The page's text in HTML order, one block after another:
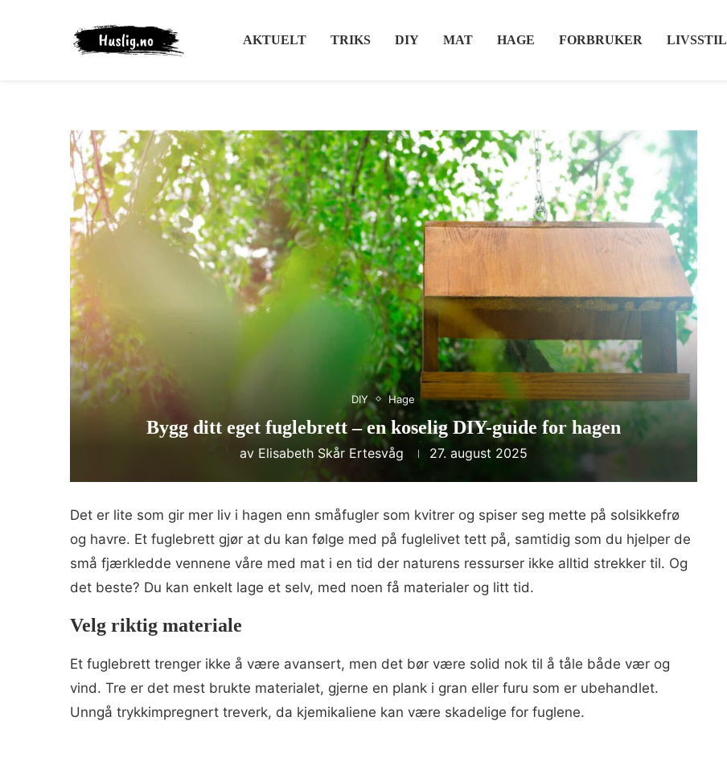
AKTUELT TRIKS DIY MAT HAGE FORBRUKER LIVSSTIL
DIY Hage
Bygg ditt eget fuglebrett – en koselig DIY-guide for hagen
av Elisabeth Skår Ertesvåg 27. august 2025
Det er lite som gir mer liv i hagen enn småfugler som kvitrer og spiser seg mette på solsikkefrø
og havre. Et fuglebrett gjør at du kan følge med på fuglelivet tett på, samtidig som du hjelper de
små fjærkledde vennene våre med mat i en tid der naturens ressurser ikke alltid strekker til. Og
det beste? Du kan enkelt lage et selv, med noen få materialer og litt tid.
Velg riktig materiale
Et fuglebrett trenger ikke å være avansert, men det bør være solid nok til å tåle både vær og
vind. Tre er det mest brukte materialet, gjerne en plank i gran eller furu som er ubehandlet.
Unngå trykkimpregnert treverk, da kjemikaliene kan være skadelige for fuglene.